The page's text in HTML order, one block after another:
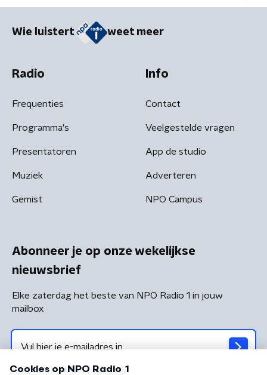
Wie luistert weet meer
Radio
Frequenties
Programma's
Presentatoren
Muziek
Gemist
Info
Contact
Veelgestelde vragen
App de studio
Adverteren
NPO Campus
Abonneer je op onze wekelijkse
nieuwsbrief
Elke zaterdag het beste van NPO Radio 1 in jouw
mailbox